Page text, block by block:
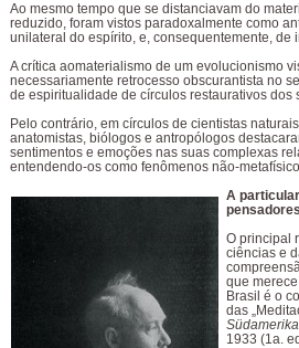
Ao mesmo tempo que se distanciavam do
reduzido, foram vistos paradoxalmente como
unilateral do espírito, e, consequentemente, de
A crítica aomaterialismo de um evolucionismo
necessariamente retrocesso obscurantista no
de espiritualidade de círculos restaurativos dos
Pelo contrário, em círculos de cientistas
anatomistas, biólogos e antropólogos
sentimentos e emoções nas suas complexas
entendendo-os como fenômenos não-
A
O principal
ciências e
que
Brasil é o
das
1933 (1a.